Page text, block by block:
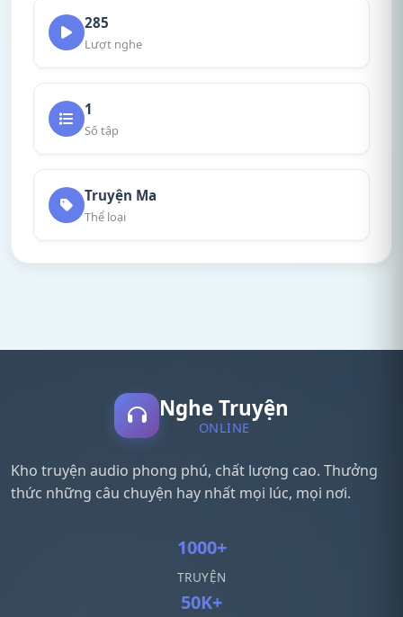
285
Lượt nghe
1
Số tập
Truyện Ma
Thể loại
Nghe Truyện
ONLINE
Kho truyện audio phong phú, chất lượng cao. Thưởng
thức những câu chuyện hay nhất mọi lúc, mọi nơi.
1000+
TRUYỆN
50K+